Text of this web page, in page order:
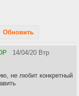
Обновить
14/04/20 Втр
не любит конкретный